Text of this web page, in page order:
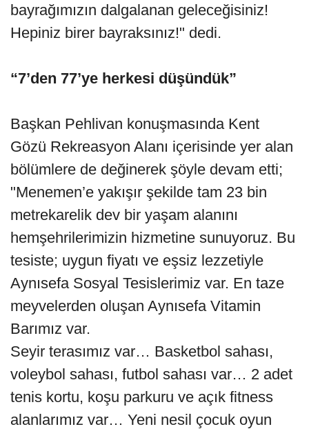
bayrağımızın dalgalanan geleceğisiniz!
Hepiniz birer bayraksınız!" dedi.
“7’den 77’ye herkesi düşündük”
Başkan Pehlivan konuşmasında Kent
Gözü Rekreasyon Alanı içerisinde yer alan
bölümlere de değinerek şöyle devam etti;
"Menemen’e yakışır şekilde tam 23 bin
metrekarelik dev bir yaşam alanını
hemşehrilerimizin hizmetine sunuyoruz. Bu
tesiste; uygun fiyatı ve eşsiz lezzetiyle
Aynısefa Sosyal Tesislerimiz var. En taze
meyvelerden oluşan Aynısefa Vitamin
Barımız var.
Seyir terasımız var… Basketbol sahası,
voleybol sahası, futbol sahası var… 2 adet
tenis kortu, koşu parkuru ve açık fitness
alanlarımız var… Yeni nesil çocuk oyun